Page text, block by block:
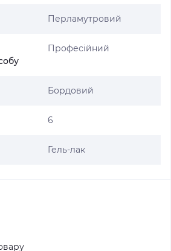
Перламутровий
Професійний
Бордовий
6
Гель-лак